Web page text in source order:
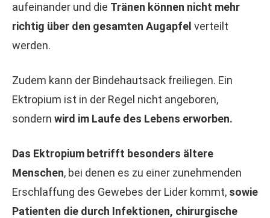
aufeinander und die Tränen können nicht mehr
richtig über den gesamten Augapfel verteilt
werden.
Zudem kann der Bindehautsack freiliegen. Ein
Ektropium ist in der Regel nicht angeboren,
sondern wird im Laufe des Lebens erworben.
Das Ektropium betrifft besonders ältere
Menschen, bei denen es zu einer zunehmenden
Erschlaffung des Gewebes der Lider kommt, sowie
Patienten die durch Infektionen, chirurgische